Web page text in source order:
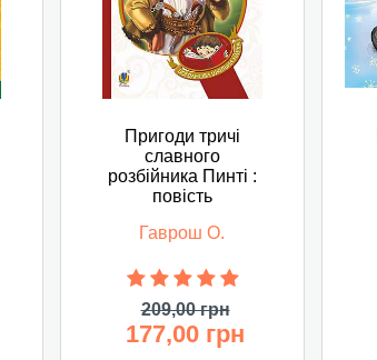
Пригоди тричі
славного
розбійника Пинті :
повість
Гаврош О.
209,00 грн
177,00 грн